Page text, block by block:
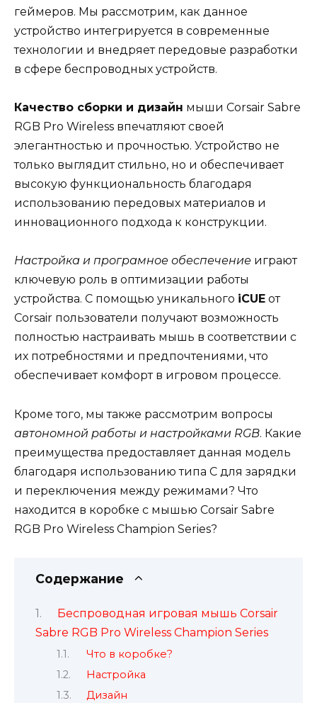
геймеров. Мы рассмотрим, как данное
устройство интегрируется в современные
технологии и внедряет передовые разработки
в сфере беспроводных устройств.
Качество сборки и дизайн мыши Corsair Sabre
RGB Pro Wireless впечатляют своей
элегантностью и прочностью. Устройство не
только выглядит стильно, но и обеспечивает
высокую функциональность благодаря
использованию передовых материалов и
инновационного подхода к конструкции.
Настройка и програмное обеспечение играют
ключевую роль в оптимизации работы
устройства. С помощью уникального iCUE от
Corsair пользователи получают возможность
полностью настраивать мышь в соответствии с
их потребностями и предпочтениями, что
обеспечивает комфорт в игровом процессе.
Кроме того, мы также рассмотрим вопросы
автономной работы и настройками RGB. Какие
преимущества предоставляет данная модель
благодаря использованию типа C для зарядки
и переключения между режимами? Что
находится в коробке с мышью Corsair Sabre
RGB Pro Wireless Champion Series?
Содержание
Беспроводная игровая мышь Corsair
Sabre RGB Pro Wireless Champion Series
Что в коробке?
Настройка
Дизайн